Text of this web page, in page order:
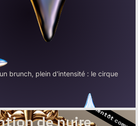
brunch, plein d'intensité : le cirque
de nuire
complet
– Bientôt complet